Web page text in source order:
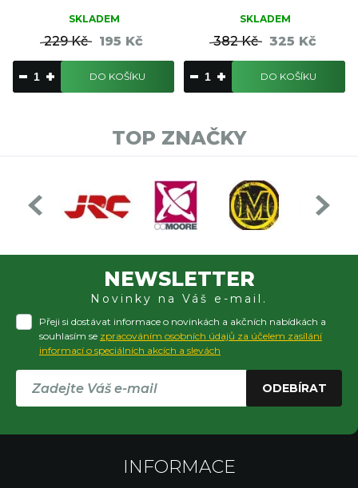
SKLADEM
229 Kč 195 Kč
DO KOŠÍKU
SKLADEM
382 Kč 325 Kč
DO KOŠÍKU
TOP ZNAČKY
NEWSLETTER
Novinky na Váš e-mail.
Přeji si dostávat informace o novinkách a akčních nabídkách a
souhlasím se zpracováním osobních údajů za účelem zasílání
informací o speciálních akcích a slevách
ODEBÍRAT
INFORMACE